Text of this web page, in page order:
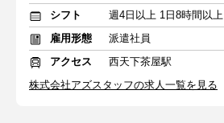
シフト
週4日以上 1日8時間以上
雇用形態
派遣社員
アクセス
西天下茶屋駅
株式会社アズスタッフの求人一覧を見る